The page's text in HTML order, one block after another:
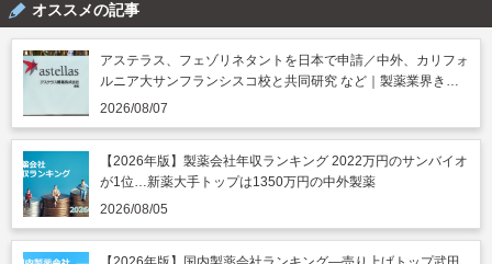
オススメの記事
アステラス、フェゾリネタントを日本で申請／中外、カリフォ
ルニア大サンフランシスコ校と共同研究 など｜製薬業界きょ
うのニュースまとめ読み（2026年8月7日）
2026/08/07
【2026年版】製薬会社年収ランキング 2022万円のサンバイオ
が1位…新薬大手トップは1350万円の中外製薬
2026/08/05